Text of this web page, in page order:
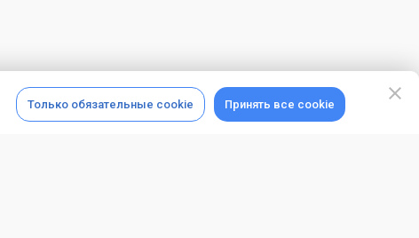
Только обязательные cookie Принять все cookie